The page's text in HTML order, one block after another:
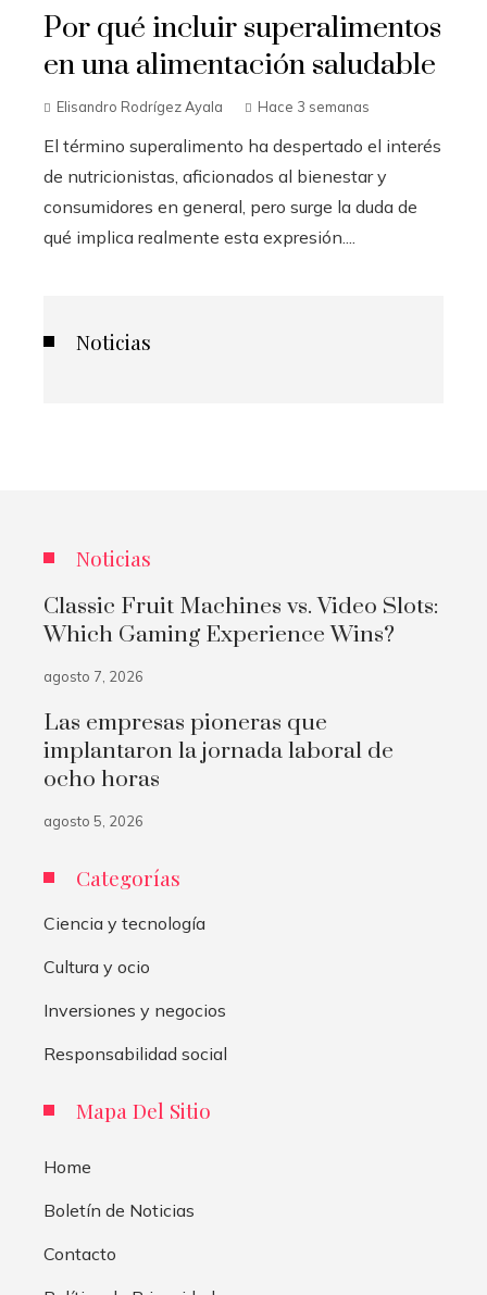
Por qué incluir superalimentos
en una alimentación saludable
Elisandro Rodrígez Ayala Hace 3 semanas
El término superalimento ha despertado el interés
de nutricionistas, aficionados al bienestar y
consumidores en general, pero surge la duda de
qué implica realmente esta expresión....
Noticias
Noticias
Classic Fruit Machines vs. Video Slots:
Which Gaming Experience Wins?
agosto 7, 2026
Las empresas pioneras que
implantaron la jornada laboral de
ocho horas
agosto 5, 2026
Categorías
Ciencia y tecnología
Cultura y ocio
Inversiones y negocios
Responsabilidad social
Mapa Del Sitio
Home
Boletín de Noticias
Contacto